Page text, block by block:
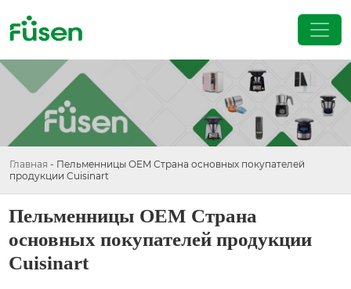
Главная - Пельменницы OEM Страна основных покупателей
продукции Cuisinart
Пельменницы OEM Страна
основных покупателей продукции
Cuisinart